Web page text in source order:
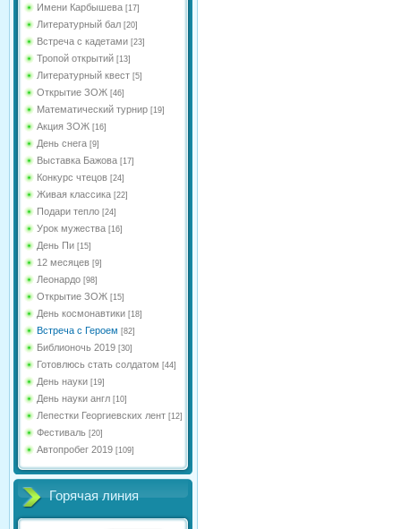
Имени Карбышева [17]
Литературный бал [20]
Встреча с кадетами [23]
Тропой открытий [13]
Литературный квест [5]
Открытие ЗОЖ [46]
Математический турнир [19]
Акция ЗОЖ [16]
День снега [9]
Выставка Бажова [17]
Конкурс чтецов [24]
Живая классика [22]
Подари тепло [24]
Урок мужества [16]
День Пи [15]
12 месяцев [9]
Леонардо [98]
Открытие ЗОЖ [15]
День космонавтики [18]
Встреча с Героем [82]
Библионочь 2019 [30]
Готовлюсь стать солдатом [44]
День науки [19]
День науки англ [10]
Лепестки Георгиевских лент [12]
Фестиваль [20]
Автопробег 2019 [109]
Горячая линия